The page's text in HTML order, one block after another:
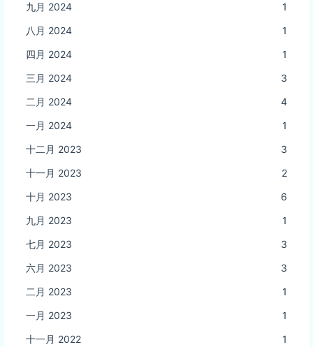
九月 2024
1
八月 2024
1
四月 2024
1
三月 2024
3
二月 2024
4
一月 2024
1
十二月 2023
3
十一月 2023
2
十月 2023
6
九月 2023
1
七月 2023
3
六月 2023
3
二月 2023
1
一月 2023
1
十一月 2022
1